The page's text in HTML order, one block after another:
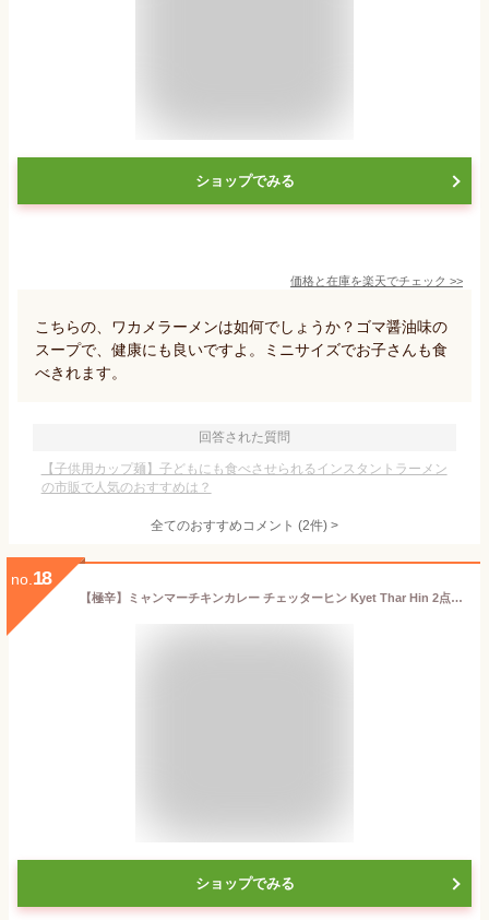
ショップでみる
価格と在庫を楽天でチェック >>
こちらの、ワカメラーメンは如何でしょうか？ゴマ醤油味の
スープで、健康にも良いですよ。ミニサイズでお子さんも食
べきれます。
回答された質問
【子供用カップ麺】子どもにも食べさせられるインスタントラーメン
の市販で人気のおすすめは？
全てのおすすめコメント (2件) >
no. 18
【極辛】ミャンマーチキンカレー チェッターヒン Kyet Thar Hin 2点までメール便可 / ミャンマーカレー レトルトカレー 36チャンバーズ オブ スパイス 激辛カレー 株式会社HIRO TOKYO レトルトカレー/時短調味料 インド タイ アジアン食品 エスニック食材
ショップでみる